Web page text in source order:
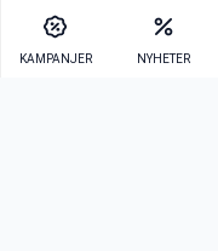
KAMPANJER NYHETER